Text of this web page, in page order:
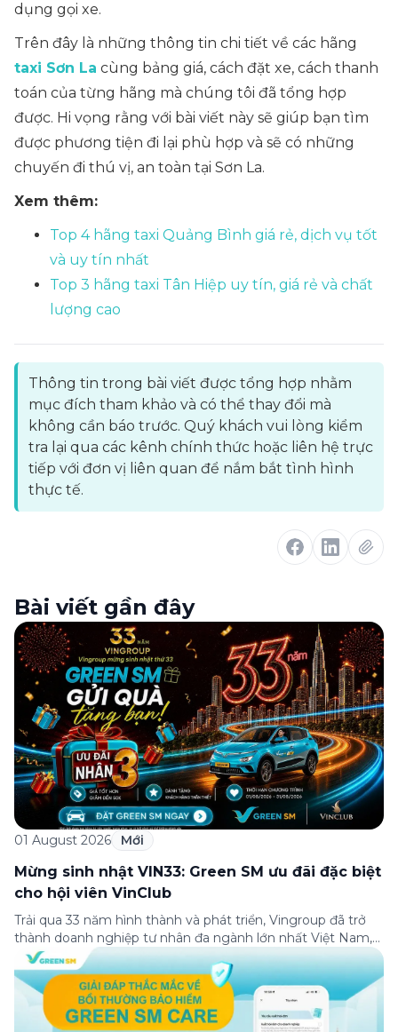
dụng gọi xe.
Trên đây là những thông tin chi tiết về các hãng
taxi Sơn La cùng bảng giá, cách đặt xe, cách thanh
toán của từng hãng mà chúng tôi đã tổng hợp
được. Hi vọng rằng với bài viết này sẽ giúp bạn tìm
được phương tiện đi lại phù hợp và sẽ có những
chuyến đi thú vị, an toàn tại Sơn La.
Xem thêm:
Top 4 hãng taxi Quảng Bình giá rẻ, dịch vụ tốt
và uy tín nhất
Top 3 hãng taxi Tân Hiệp uy tín, giá rẻ và chất
lượng cao
Thông tin trong bài viết được tổng hợp nhằm
mục đích tham khảo và có thể thay đổi mà
không cần báo trước. Quý khách vui lòng kiểm
tra lại qua các kênh chính thức hoặc liên hệ trực
tiếp với đơn vị liên quan để nắm bắt tình hình
thực tế.
Bài viết gần đây
01 August 2026 Mới
Mừng sinh nhật VIN33: Green SM ưu đãi đặc biệt
cho hội viên VinClub
Trải qua 33 năm hình thành và phát triển, Vingroup đã trở
thành doanh nghiệp tư nhân đa ngành lớn nhất Việt Nam,
lọt Top 30 doanh nghiệp lớn nhất Đông Nam Á theo bảng
xếp hạng của Tạp chí Fortune (Mỹ). Nhân kỷ niệm 33 năm
thành lập (8/8/1993 đến 8/8/2026), Green SM trân […]